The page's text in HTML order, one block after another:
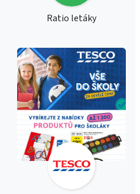
Ratio letáky